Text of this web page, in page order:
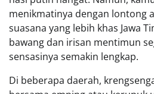
menikmatinya dengan lontong
suasana yang lebih khas Jawa
bawang dan irisan mentimun
sensasinya semakin lengkap.
Di beberapa daerah,